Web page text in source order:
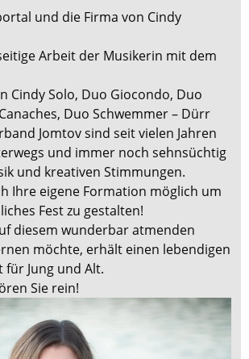
und die Firma von Cindy
Arbeit der Musikerin mit dem
Cindy Solo, Duo Giocondo, Duo
Duo Schwemmer – Dürr
Jomtov sind seit vielen Jahren
und immer noch sehnsüchtig
und kreativen Stimmungen.
Ihre eigene Formation möglich um
Fest zu gestalten!
diesem wunderbar atmenden
möchte, erhält einen lebendigen
Jung und Alt.
Sie rein!